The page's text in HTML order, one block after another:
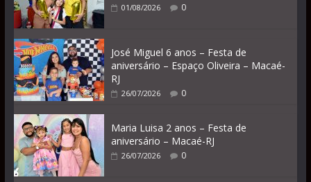
01/08/2026 0
José Miguel 6 anos – Festa de
aniversário – Espaço Oliveira – Macaé-
RJ
26/07/2026 0
Maria Luisa 2 anos – Festa de
aniversário – Macaé-RJ
26/07/2026 0